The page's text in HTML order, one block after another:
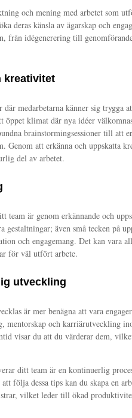
och mening med arbetet som
deras känsla av ägarskap och
från idégenerering till
kreativitet
medarbetarna känner sig trygga
klimat där nya idéer
brainstormingsessioner till att
Genom att erkänna och uppskatta
del av arbetet.
team är genom erkännande och
gestaltningar; även små tecken på
och engagemang. Det kan vara
för väl utfört arbete.
utveckling
är mer benägna att vara
och karriärutveckling
visar du att du värderar dem,
ditt team är en kontinuerlig
följa dessa tips kan du skapa en
vilket leder till ökad